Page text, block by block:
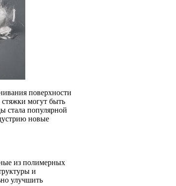
поверхности
могут быть
стала популярной
новые
из полимерных
и
улучшить